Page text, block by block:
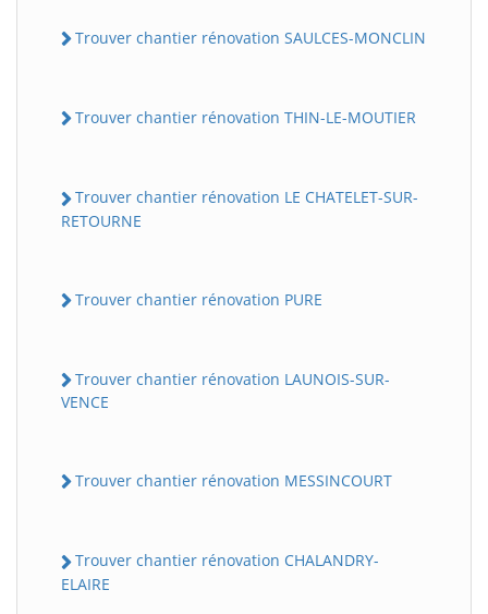
Trouver chantier rénovation SAULCES-MONCLIN
Trouver chantier rénovation THIN-LE-MOUTIER
Trouver chantier rénovation LE CHATELET-SUR-
RETOURNE
Trouver chantier rénovation PURE
Trouver chantier rénovation LAUNOIS-SUR-
VENCE
Trouver chantier rénovation MESSINCOURT
Trouver chantier rénovation CHALANDRY-
ELAIRE